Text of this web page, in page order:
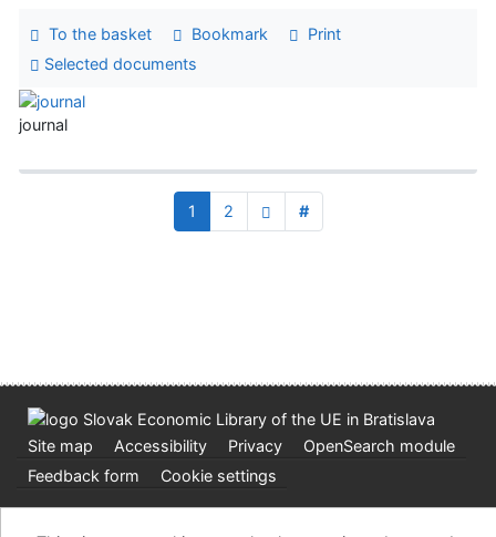
To the basket Bookmark
Print
Selected documents
journal
1 2 #
Site map Accessibility Privacy
OpenSearch module
Feedback form
Cookie settings